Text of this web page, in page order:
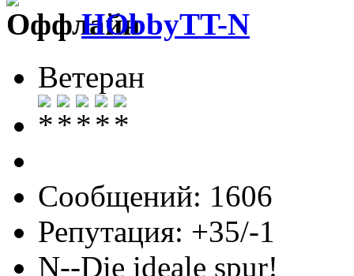
HObbyTT-N
Ветеран
Сообщений: 1606
Репутация: +35/-1
N--Die ideale spur!